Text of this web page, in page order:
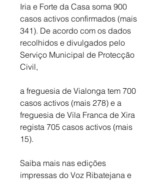
Iria e Forte da Casa soma 900
casos activos confirmados (mais
341). De acordo com os dados
recolhidos e divulgados pelo
Serviço Municipal de Protecção
Civil,
a freguesia de Vialonga tem 700
casos activos (mais 278) e a
freguesia de Vila Franca de Xira
regista 705 casos activos (mais
15).
Saiba mais nas edições
impressas do Voz Ribatejana e